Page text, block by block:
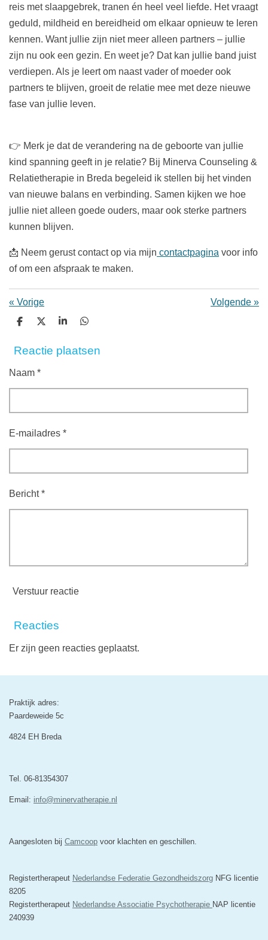
reis met slaapgebrek, tranen én heel veel liefde. Het vraagt
geduld, mildheid en bereidheid om elkaar opnieuw te leren
kennen. Want jullie zijn niet meer alleen partners – jullie
zijn nu ook een gezin. En weet je? Dat kan jullie band juist
verdiepen. Als je leert om naast vader of moeder ook
partners te blijven, groeit de relatie mee met deze nieuwe
fase van jullie leven.
👉 Merk je dat de verandering na de geboorte van jullie
kind spanning geeft in je relatie? Bij Minerva Counseling &
Relatietherapie in Breda begeleid ik stellen bij het vinden
van nieuwe balans en verbinding. Samen kijken we hoe
jullie niet alleen goede ouders, maar ook sterke partners
kunnen blijven.
📩 Neem gerust contact op via mijn contactpagina voor info
of om een afspraak te maken.
« Vorige Volgende »
D
e
D
e
l
S
a
r
D
e
Reactie plaatsen
Naam *
E-mailadres *
Bericht *
Verstuur reactie
Reacties
Er zijn geen reacties geplaatst.
Praktijk adres:
Paardeweide 5c
4824 EH Breda
Tel. 06-81354307
Email: info@minervatherapie.nl
Aangesloten bij Camcoop voor klachten en geschillen.
Registertherapeut Nederlandse Federatie Gezondheidszorg NFG licentie
8205
Registertherapeut Nederlandse Associatie Psychotherapie NAP licentie
240939